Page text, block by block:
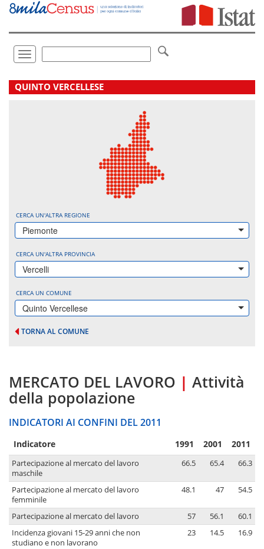
Vai
direttamente
Toggle
navigation
.
QUINTO VERCELLESE
CERCA UN'ALTRA REGIONE
Piemonte
CERCA UN'ALTRA PROVINCIA
Vercelli
CERCA UN COMUNE
Quinto Vercellese
TORNA AL COMUNE
MERCATO DEL LAVORO | Attività
della popolazione
INDICATORI AI CONFINI DEL 2011
Indicatore 1991 2001 2011
Partecipazione al mercato del lavoro
maschile
66.5 65.4 66.3
Partecipazione al mercato del lavoro
femminile
48.1 47 54.5
Partecipazione al mercato del lavoro 57 56.1
60.1
Incidenza giovani 15-29 anni che non
studiano e non lavorano
23 14.5 16.9